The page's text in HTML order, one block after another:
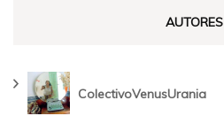
AUTORES
ColectivoVenusUrania